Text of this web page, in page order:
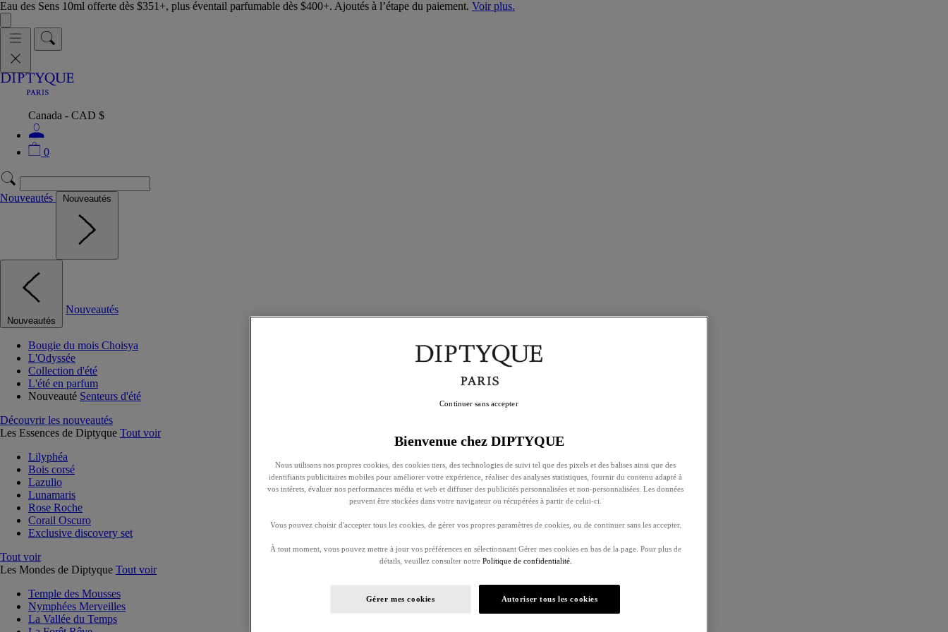
Eau des Sens 10ml offerte dès $351+, plus éventail parfumable dès $400+. Ajoutés à l’étape du paiement. Voir plus.
Canada - CAD $
0
Nouveautés Nouveautés
Nouveautés
Nouveautés
Bougie du mois Choisya
L'Odyssée
Collection d'été
L'été en parfum
Nouveauté Senteurs d'été
Découvrir les nouveautés
Les Essences de Diptyque Tout voir
Lilyphéa
Bois corsé
Lazulio
Lunamaris
Rose Roche
Corail Oscuro
Exclusive discovery set
Tout voir
Les Mondes de Diptyque Tout voir
Temple des Mousses
Nymphées Merveilles
La Vallée du Temps
Bienvenue chez DIPTYQUE
Nous utilisons nos propres cookies, des cookies tiers, des technologies de suivi tel que des pixels et des balises ainsi que des
identifiants publicitaires mobiles pour améliorer votre expérience, réaliser des analyses statistiques, fournir du contenu adapté à
vos intérets, évaluer nos performances média et web et diffuser des publicités personnalisées et non-personnalisées. Les données
peuvent être stockées dans votre navigateur ou récupérées à partir de celui-ci.
Vous pouvez choisir d'accepter tous les cookies, de gérer vos propres paramètres de cookies, ou de continuer sans les accepter.
À tout moment, vous pouvez mettre à jour vos préférences en sélectionnant Gérer mes cookies en bas de la page. Pour plus de
détails, veuillez consulter notre Politique de confidentialité.
Gérer mes cookies Autoriser tous les cookies
Continuer sans accepter